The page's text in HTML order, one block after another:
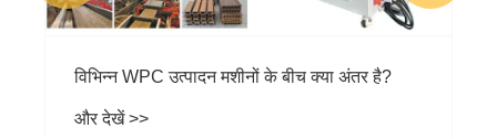
उत्पादन मशीनों के बीच क्या अंतर है?